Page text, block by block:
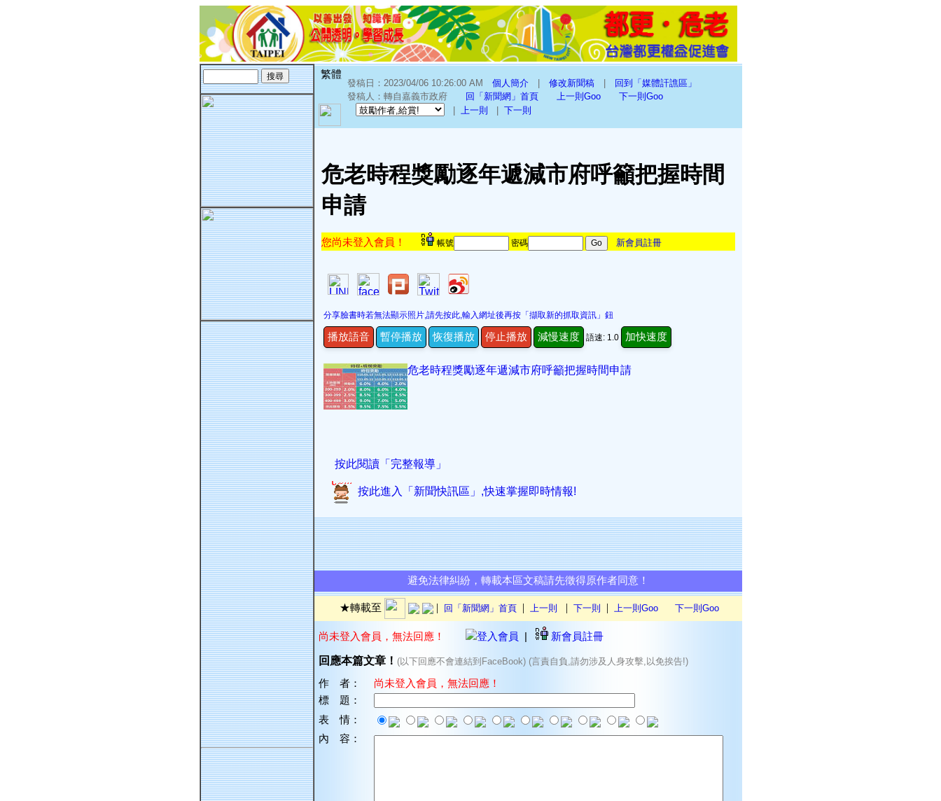
繁體
發稿日：2023/04/06 10:26:00 AM 個人簡介| 修改新聞稿|
回到「媒體訐譙區」
發稿人：轉自嘉義市政府
回「新聞網」首頁 上一則Goo
下一則Goo
上一則 下一則
危老時程獎勵逐年遞減市府呼籲把握時間
申請
您尚未登入會員！ 帳號 密碼 新會員註冊
分享臉書時若無法顯示照片,請先按此,輸入網址後再按「擷取新的抓取資訊」鈕
播放語音 暫停播放 恢復播放 停止播放 減慢速度 語速: 1.0 加快速度
危老時程獎勵逐年遞減市府呼籲把握時間申請
按此閱讀「完整報導」
按此進入「新聞快訊區」,快速掌握即時情報!
避免法律糾紛，轉載本區文稿請先徵得原作者同意！
★轉載至 | 回「新聞網」首頁 | 上一則 | 下一則 | 上一則Goo 下一則Goo
尚未登入會員，無法回應！ 登入會員 | 新會員註冊
回應本篇文章！ (以下回應不會連結到FaceBook) (言責自負,請勿涉及人身攻擊,以免挨告!)
作 者：
尚未登入會員，無法回應！
標 題：
表 情：
內 容：